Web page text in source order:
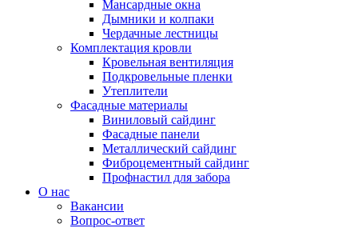
Мансардные окна
Дымники и колпаки
Чердачные лестницы
Комплектация кровли
Кровельная вентиляция
Подкровельные пленки
Утеплители
Фасадные материалы
Виниловый сайдинг
Фасадные панели
Металлический сайдинг
Фиброцементный сайдинг
Профнастил для забора
О нас
Вакансии
Вопрос-ответ